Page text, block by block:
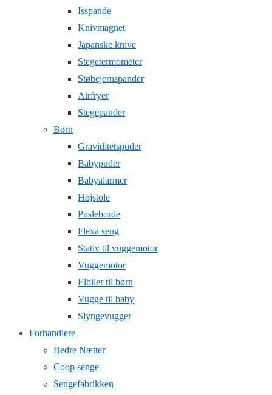
Isspande
Knivmagnet
Japanske knive
Stegetermometer
Støbejernspander
Airfryer
Stegepander
Børn
Graviditetspuder
Babypuder
Babyalarmer
Højstole
Pusleborde
Flexa seng
Stativ til vuggemotor
Vuggemotor
Elbiler til børn
Vugge til baby
Slyngevugger
Forhandlere
Bedre Nætter
Coop senge
Sengefabrikken